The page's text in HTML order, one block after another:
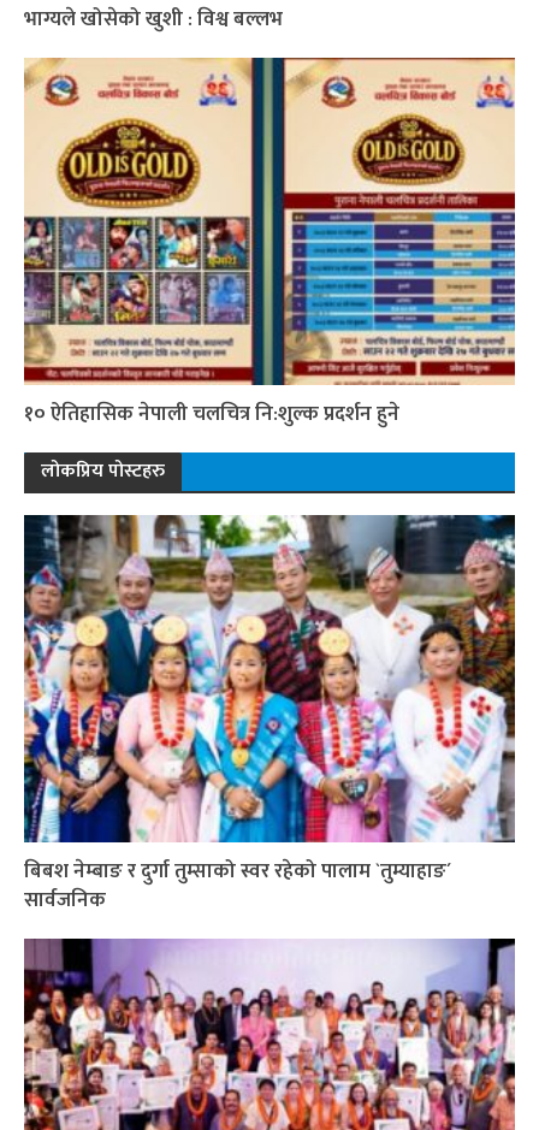
भाग्यले खोसेको खुशी : विश्व बल्लभ
१० ऐतिहासिक नेपाली चलचित्र नि:शुल्क प्रदर्शन हुने
लोकप्रिय पोस्टहरु
बिबश नेम्बाङ र दुर्गा तुम्साको स्वर रहेको पालाम `तुम्याहाङ´
सार्वजनिक